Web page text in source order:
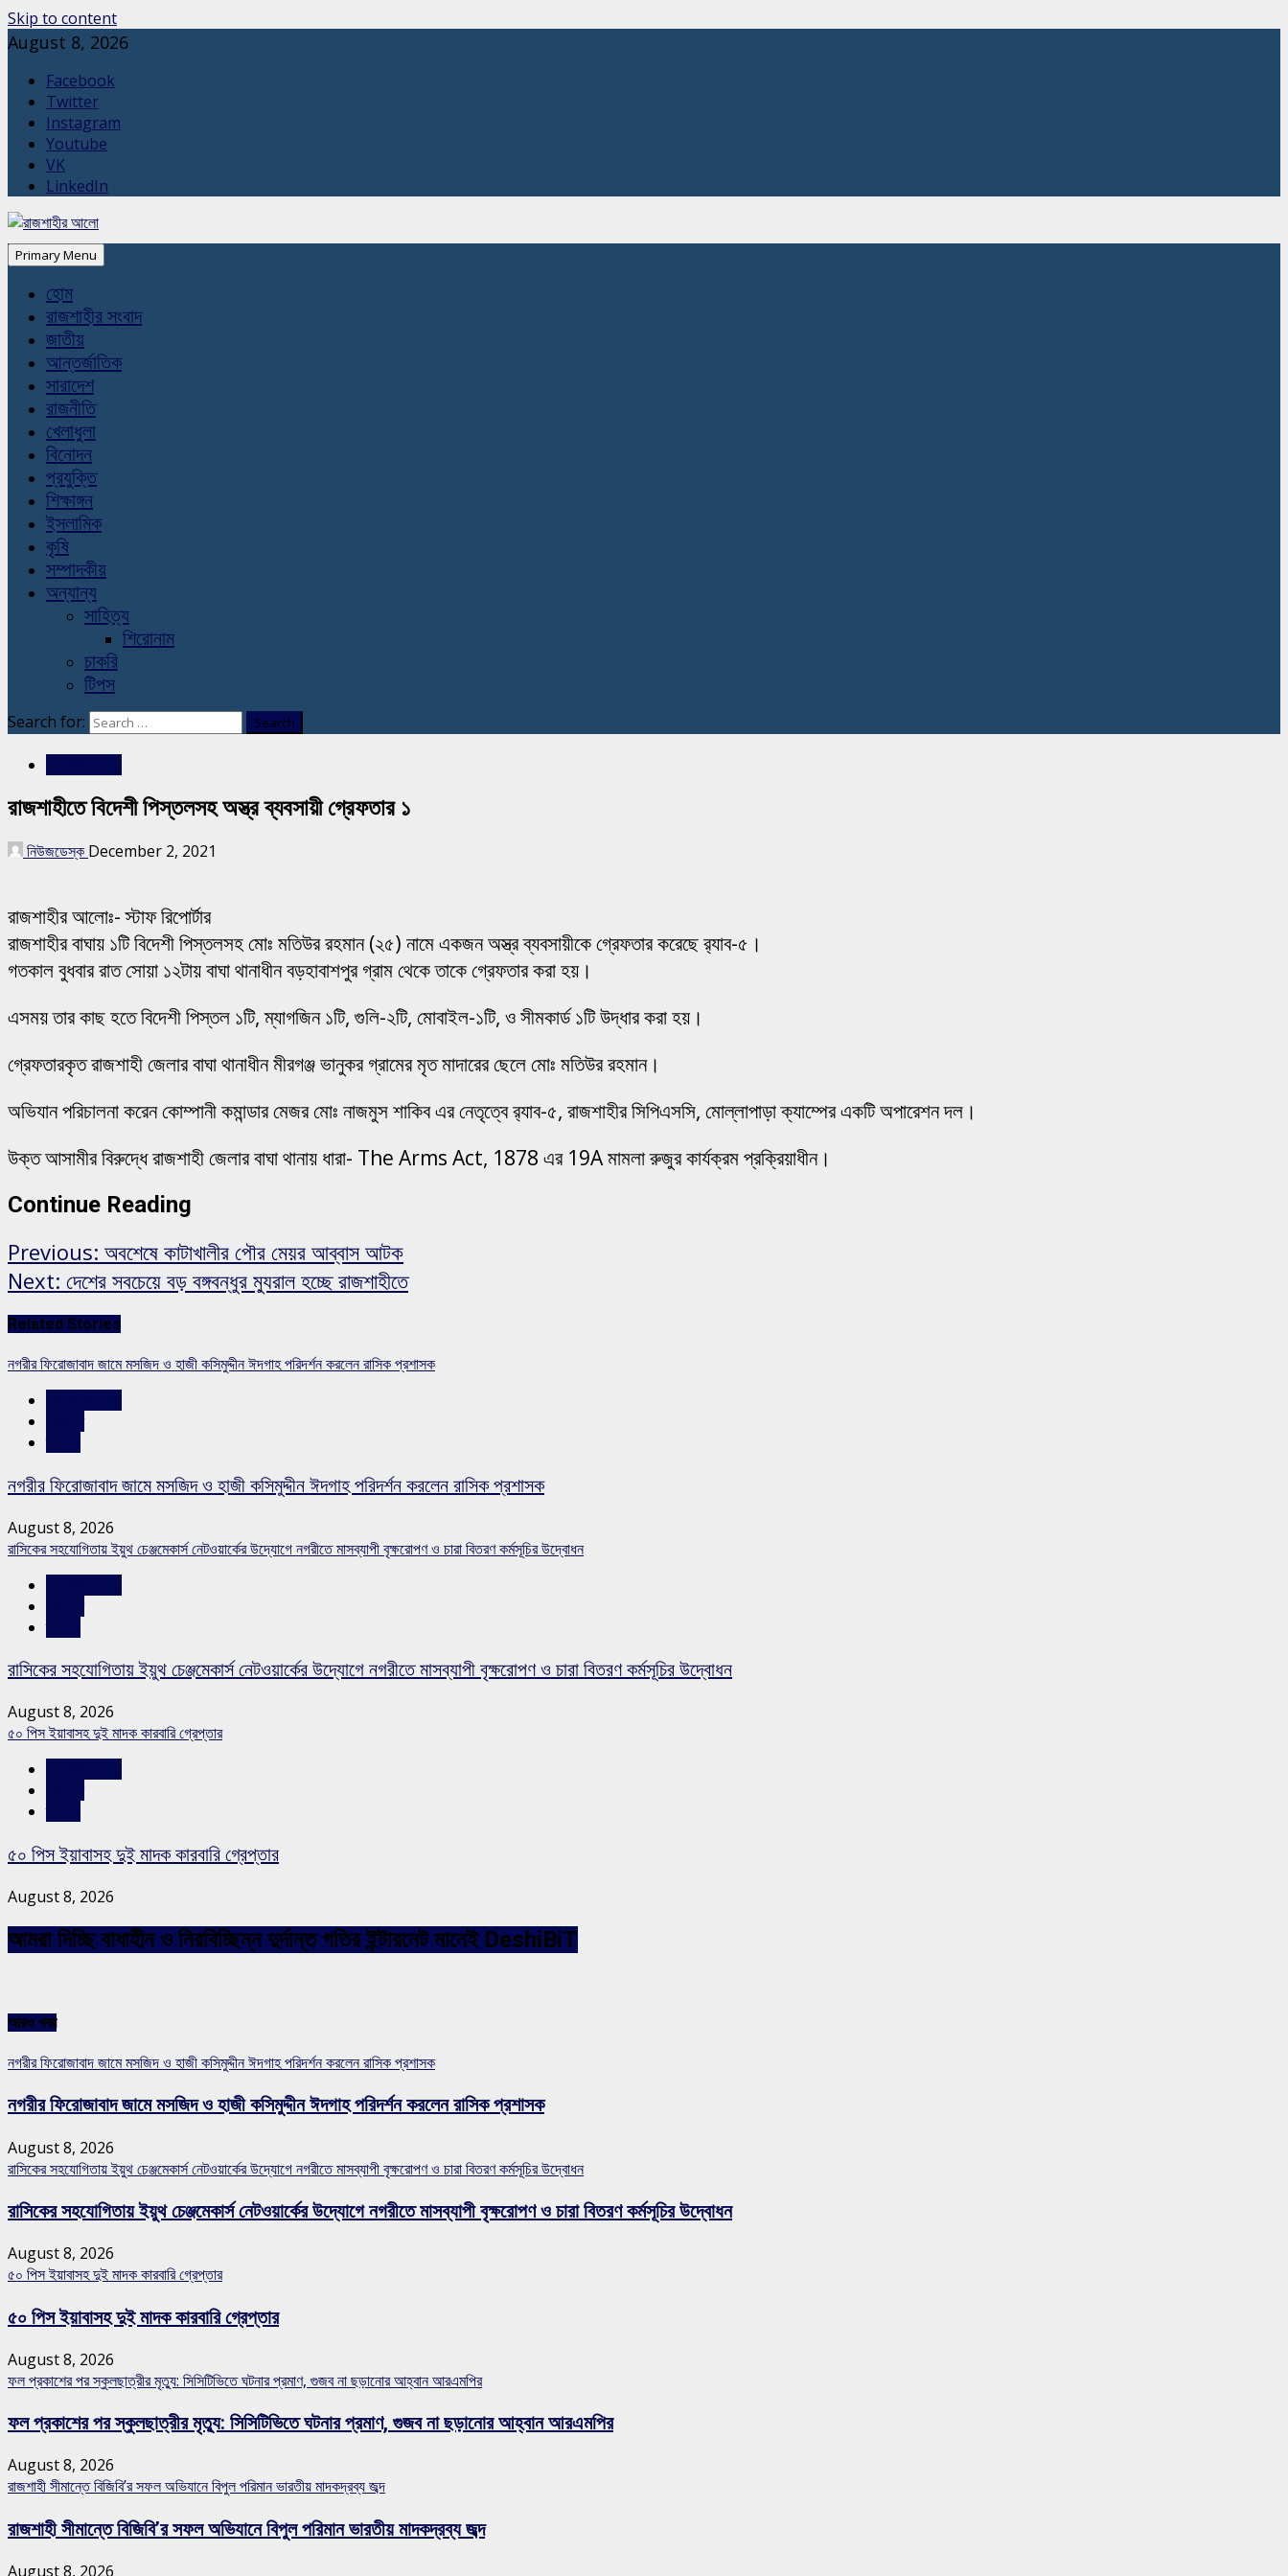
Skip to content
August 8, 2026
Facebook
Twitter
Instagram
Youtube
VK
LinkedIn
Primary Menu
হোম
রাজশাহীর সংবাদ
জাতীয়
আন্তর্জাতিক
সারাদেশ
রাজনীতি
খেলাধুলা
বিনোদন
প্রযুক্তি
শিক্ষাঙ্গন
ইসলামিক
কৃষি
সম্পাদকীয়
অন্যান্য
সাহিত্য
শিরোনাম
চাকরি
টিপস
Search for:
রাজশাহীতে বিদেশী পিস্তলসহ অস্ত্র ব্যবসায়ী গ্রেফতার ১
নিউজডেস্ক December 2, 2021
রাজশাহীর আলোঃ- স্টাফ রিপোর্টার
রাজশাহীর বাঘায় ১টি বিদেশী পিস্তলসহ মোঃ মতিউর রহমান (২৫) নামে একজন অস্ত্র ব্যবসায়ীকে গ্রেফতার করেছে র‌্যাব-৫।
গতকাল বুধবার রাত সোয়া ১২টায় বাঘা থানাধীন বড়হাবাশপুর গ্রাম থেকে তাকে গ্রেফতার করা হয়।
এসময় তার কাছ হতে বিদেশী পিস্তল ১টি, ম্যাগজিন ১টি, গুলি-২টি, মোবাইল-১টি, ও সীমকার্ড ১টি উদ্ধার করা হয়।
গ্রেফতারকৃত রাজশাহী জেলার বাঘা থানাধীন মীরগঞ্জ ভানুকর গ্রামের মৃত মাদারের ছেলে মোঃ মতিউর রহমান।
অভিযান পরিচালনা করেন কোম্পানী কমান্ডার মেজর মোঃ নাজমুস শাকিব এর নেতৃত্বে র‌্যাব-৫, রাজশাহীর সিপিএসসি, মোল্লাপাড়া ক্যাম্পের একটি অপারেশন দল।
উক্ত আসামীর বিরুদ্ধে রাজশাহী জেলার বাঘা থানায় ধারা- The Arms Act, 1878 এর 19A মামলা রুজুর কার্যক্রম প্রক্রিয়াধীন।
Continue Reading
Previous: অবশেষে কাটাখালীর পৌর মেয়র আব্বাস আটক
Next: দেশের সবচেয়ে বড় বঙ্গবন্ধুর ম্যুরাল হচ্ছে রাজশাহীতে
Related Stories
নগরীর ফিরোজাবাদ জামে মসজিদ ও হাজী কসিমুদ্দীন ঈদগাহ পরিদর্শন করলেন রাসিক প্রশাসক
নগরীর ফিরোজাবাদ জামে মসজিদ ও হাজী কসিমুদ্দীন ঈদগাহ পরিদর্শন করলেন রাসিক প্রশাসক
August 8, 2026
রাসিকের সহযোগিতায় ইয়ুথ চেঞ্জমেকার্স নেটওয়ার্কের উদ্যোগে নগরীতে মাসব্যাপী বৃক্ষরোপণ ও চারা বিতরণ কর্মসূচির উদ্বোধন
রাসিকের সহযোগিতায় ইয়ুথ চেঞ্জমেকার্স নেটওয়ার্কের উদ্যোগে নগরীতে মাসব্যাপী বৃক্ষরোপণ ও চারা বিতরণ কর্মসূচির উদ্বোধন
August 8, 2026
৫০ পিস ইয়াবাসহ দুই মাদক কারবারি গ্রেপ্তার
৫০ পিস ইয়াবাসহ দুই মাদক কারবারি গ্রেপ্তার
August 8, 2026
আমরা দিচ্ছি বাধাহীন ও নিরবিচ্ছিন্ন দুর্দান্ত গতির ইন্টারনেট মানেই DeshiBiT
আরও খবর
নগরীর ফিরোজাবাদ জামে মসজিদ ও হাজী কসিমুদ্দীন ঈদগাহ পরিদর্শন করলেন রাসিক প্রশাসক
নগরীর ফিরোজাবাদ জামে মসজিদ ও হাজী কসিমুদ্দীন ঈদগাহ পরিদর্শন করলেন রাসিক প্রশাসক
August 8, 2026
রাসিকের সহযোগিতায় ইয়ুথ চেঞ্জমেকার্স নেটওয়ার্কের উদ্যোগে নগরীতে মাসব্যাপী বৃক্ষরোপণ ও চারা বিতরণ কর্মসূচির উদ্বোধন
রাসিকের সহযোগিতায় ইয়ুথ চেঞ্জমেকার্স নেটওয়ার্কের উদ্যোগে নগরীতে মাসব্যাপী বৃক্ষরোপণ ও চারা বিতরণ কর্মসূচির উদ্বোধন
August 8, 2026
৫০ পিস ইয়াবাসহ দুই মাদক কারবারি গ্রেপ্তার
৫০ পিস ইয়াবাসহ দুই মাদক কারবারি গ্রেপ্তার
August 8, 2026
ফল প্রকাশের পর স্কুলছাত্রীর মৃত্যু: সিসিটিভিতে ঘটনার প্রমাণ, গুজব না ছড়ানোর আহ্বান আরএমপির
ফল প্রকাশের পর স্কুলছাত্রীর মৃত্যু: সিসিটিভিতে ঘটনার প্রমাণ, গুজব না ছড়ানোর আহ্বান আরএমপির
August 8, 2026
রাজশাহী সীমান্তে বিজিবি’র সফল অভিযানে বিপুল পরিমান ভারতীয় মাদকদ্রব্য জব্দ
রাজশাহী সীমান্তে বিজিবি’র সফল অভিযানে বিপুল পরিমান ভারতীয় মাদকদ্রব্য জব্দ
August 8, 2026